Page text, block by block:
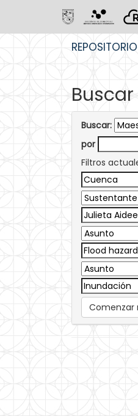
Buscar
Buscar:
por
Filtros
Comenzar